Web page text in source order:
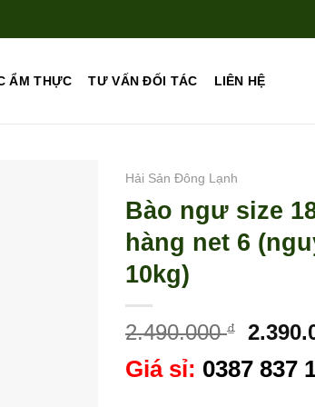
ẨM THỰC TƯ VẤN ĐỐI TÁC LIÊN HỆ
Hải Sản Đông Lạnh
Bào ngư size
hàng net 6
10kg)
2.490.000₫
Giá
là:
Giá sỉ: 0387 837